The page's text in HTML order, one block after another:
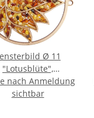
Ø 11
"Lotusblüte",
Birke
nach Anmeldung
sichtbar